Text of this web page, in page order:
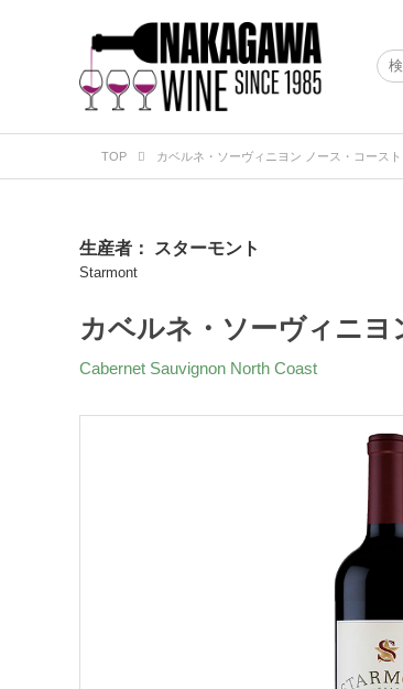
TOP カベルネ・ソーヴィニヨン ノース・コースト
生産者： スターモント
Starmont
カベルネ・ソーヴィニ
Cabernet Sauvignon North Coast